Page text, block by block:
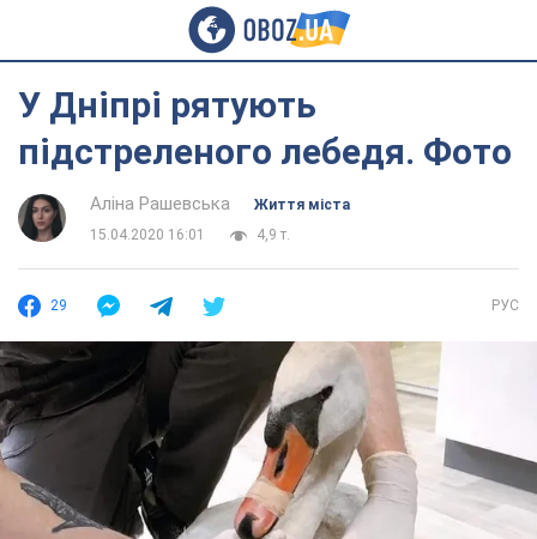
У Дніпрі рятують
підстреленого лебедя. Фото
Аліна Рашевська
Життя міста
15.04.2020 16:01
4,9 т.
29 РУС